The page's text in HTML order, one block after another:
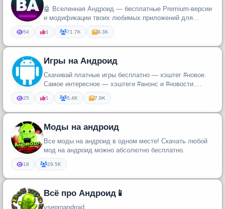
🤖 Вселенная Андроид — бесплатные Premium-версии
и модификации твоих любимых приложений для
Android: 👾 Взломанные APK 💸 ...
54 1 71.7K 9.3K
Игры на Андроид
Скачивай платные игры бесплатно — хэштег #новое.
Самое интересное — хэштеги #анонс и #новости.
Возникли проблемы со скач...
25 1 5.4K 7.9K
Моды на андроид
Все моды на андроид в одном месте! Скачать любой
мод на андроид можно абсолютно бесплатно.
18 29.5K
Всё про Андроид📱
vseproandroid